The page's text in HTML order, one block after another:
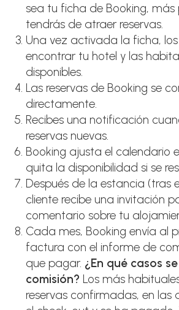
sea tu ficha de Booking, más
tendrás de atraer reservas.
Una vez activada la ficha,
encontrar tu hotel y las
disponibles.
Las reservas de Booking se
directamente.
Recibes una notificación
reservas nuevas.
Booking ajusta el calendario
quita la disponibilidad si se
Después de la estancia (tras
cliente recibe una invitación
comentario sobre tu
Cada mes, Booking envía al
factura con el informe de
que pagar. ¿En qué casos
comisión? Los más
reservas confirmadas, en las